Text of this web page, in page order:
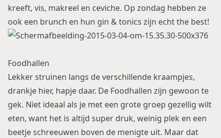
kreeft, vis, makreel en ceviche. Op zondag hebben ze
ook een brunch en hun gin & tonics zijn echt the best!
Foodhallen
Lekker struinen langs de verschillende kraampjes,
drankje hier, hapje daar. De Foodhallen zijn gewoon te
gek. Niet ideaal als je met een grote groep gezellig wilt
eten, want het is altijd super druk, weinig plek en een
beetje schreeuwen boven de menigte uit. Maar dat